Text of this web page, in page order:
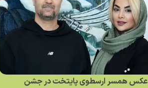
عکس همسر ارسطوی پایتخت در جشن